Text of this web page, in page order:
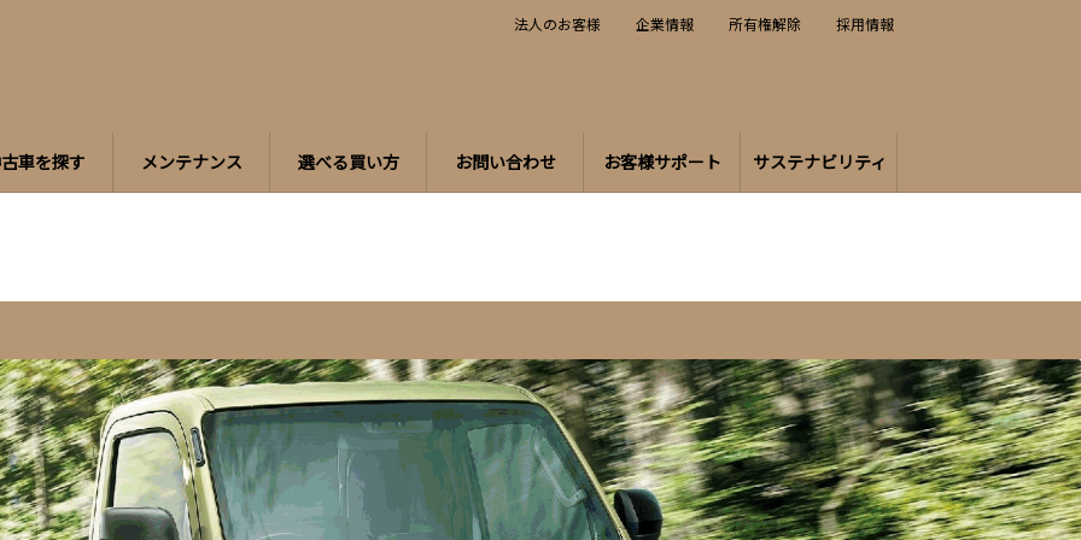
車を探す メンテナンス 選べる買い方 お問い合わせ お客様サポート サステナビリティ
法人のお客様 企業情報 所有権解除 採用情報